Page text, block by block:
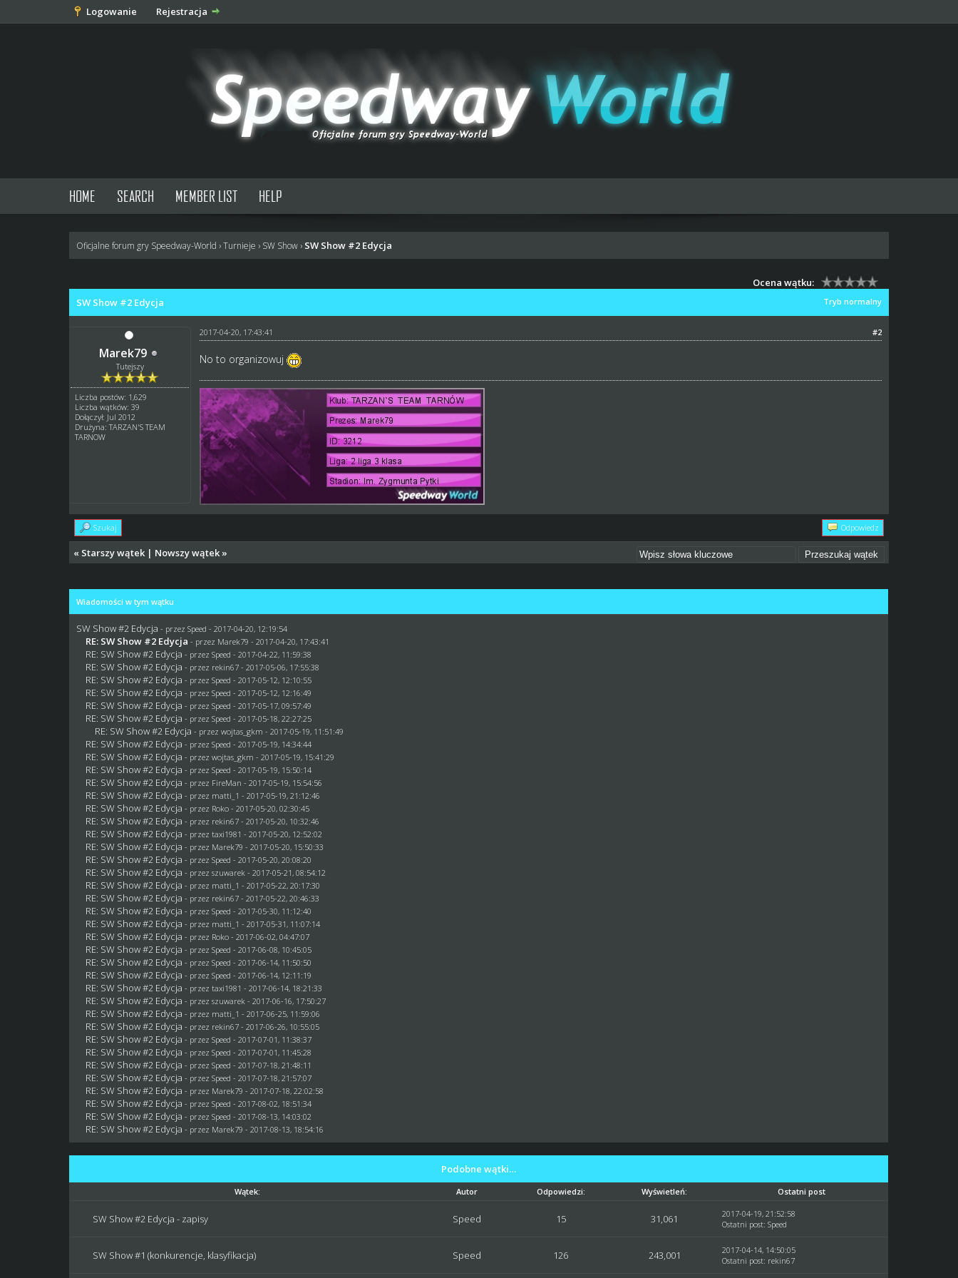
Logowanie Rejestracja
HOME SEARCH MEMBER LIST HELP
Oficjalne forum gry Speedway-World ›Turnieje › SW Show › SW Show #2 Edycja
Ocena wątku:
Tryb normalny
SW Show #2 Edycja
Marek79
Tutejszy
Liczba postów: 1,629
Liczba wątków: 39
Dołączył: Jul 2012
Drużyna: TARZAN'S TEAM
TARNOW
#2
2017-04-20, 17:43:41
No to organizowuj
Szukaj Odpowiedz
« Starszy wątek | Nowszy wątek »
Wiadomości w tym wątku
SW Show #2 Edycja - przezSpeed - 2017-04-20, 12:19:54
RE: SW Show #2 Edycja - przez Marek79 - 2017-04-20, 17:43:41
RE: SW Show #2 Edycja - przezSpeed - 2017-04-22, 11:59:38
RE: SW Show #2 Edycja - przez rekin67 - 2017-05-06, 17:55:38
RE: SW Show #2 Edycja - przezSpeed - 2017-05-12, 12:10:55
RE: SW Show #2 Edycja - przezSpeed - 2017-05-12, 12:16:49
RE: SW Show #2 Edycja - przezSpeed - 2017-05-17, 09:57:49
RE: SW Show #2 Edycja - przezSpeed - 2017-05-18, 22:27:25
RE: SW Show #2 Edycja - przezwojtas_gkm - 2017-05-19, 11:51:49
RE: SW Show #2 Edycja - przezSpeed - 2017-05-19, 14:34:44
RE: SW Show #2 Edycja - przezwojtas_gkm - 2017-05-19, 15:41:29
RE: SW Show #2 Edycja - przezSpeed - 2017-05-19, 15:50:14
RE: SW Show #2 Edycja - przez FireMan - 2017-05-19, 15:54:56
RE: SW Show #2 Edycja - przez matti_1 - 2017-05-19, 21:12:46
RE: SW Show #2 Edycja - przez Roko - 2017-05-20, 02:30:45
RE: SW Show #2 Edycja - przez rekin67 - 2017-05-20, 10:32:46
RE: SW Show #2 Edycja - przeztaxi1981 - 2017-05-20, 12:52:02
RE: SW Show #2 Edycja - przez Marek79 - 2017-05-20, 15:50:33
RE: SW Show #2 Edycja - przezSpeed - 2017-05-20, 20:08:20
RE: SW Show #2 Edycja - przezszuwarek - 2017-05-21, 08:54:12
RE: SW Show #2 Edycja - przez matti_1 - 2017-05-22, 20:17:30
RE: SW Show #2 Edycja - przez rekin67 - 2017-05-22, 20:46:33
RE: SW Show #2 Edycja - przezSpeed - 2017-05-30, 11:12:40
RE: SW Show #2 Edycja - przez matti_1 - 2017-05-31, 11:07:14
RE: SW Show #2 Edycja - przez Roko - 2017-06-02, 04:47:07
RE: SW Show #2 Edycja - przezSpeed - 2017-06-08, 10:45:05
RE: SW Show #2 Edycja - przezSpeed - 2017-06-14, 11:50:50
RE: SW Show #2 Edycja - przezSpeed - 2017-06-14, 12:11:19
RE: SW Show #2 Edycja - przeztaxi1981 - 2017-06-14, 18:21:33
RE: SW Show #2 Edycja - przezszuwarek - 2017-06-16, 17:50:27
RE: SW Show #2 Edycja - przez matti_1 - 2017-06-25, 11:59:06
RE: SW Show #2 Edycja - przez rekin67 - 2017-06-26, 10:55:05
RE: SW Show #2 Edycja - przezSpeed - 2017-07-01, 11:38:37
RE: SW Show #2 Edycja - przezSpeed - 2017-07-01, 11:45:28
RE: SW Show #2 Edycja - przezSpeed - 2017-07-18, 21:48:11
RE: SW Show #2 Edycja - przezSpeed - 2017-07-18, 21:57:07
RE: SW Show #2 Edycja - przez Marek79 - 2017-07-18, 22:02:58
RE: SW Show #2 Edycja - przezSpeed - 2017-08-02, 18:51:34
RE: SW Show #2 Edycja - przezSpeed - 2017-08-13, 14:03:02
RE: SW Show #2 Edycja - przez Marek79 - 2017-08-13, 18:54:16
Podobne wątki…
Wątek: Autor Odpowiedzi: Wyświetleń: Ostatni post
SW Show #2 Edycja - zapisy Speed 15 31,061
2017-04-19, 21:52:58
Ostatni post:Speed
SW Show #1 (konkurencje, klasyfikacja) Speed 126 243,001
2017-04-14, 14:50:05
Ostatni post: rekin67